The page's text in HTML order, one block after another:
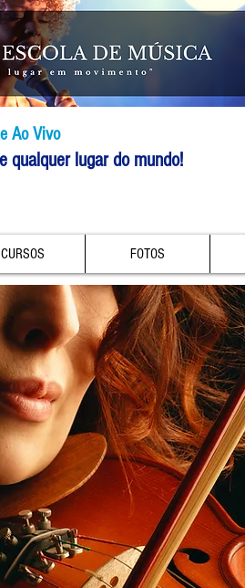
Ao Vivo
qualquer lugar do mundo!
CURSOS FOTOS